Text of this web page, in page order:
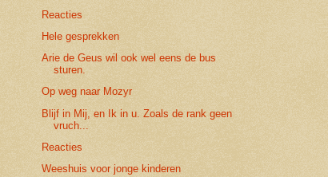
Reacties
Hele gesprekken
Arie de Geus wil ook wel eens de bus
sturen.
Op weg naar Mozyr
Blijf in Mij, en Ik in u. Zoals de rank geen
vruch...
Reacties
Weeshuis voor jonge kinderen